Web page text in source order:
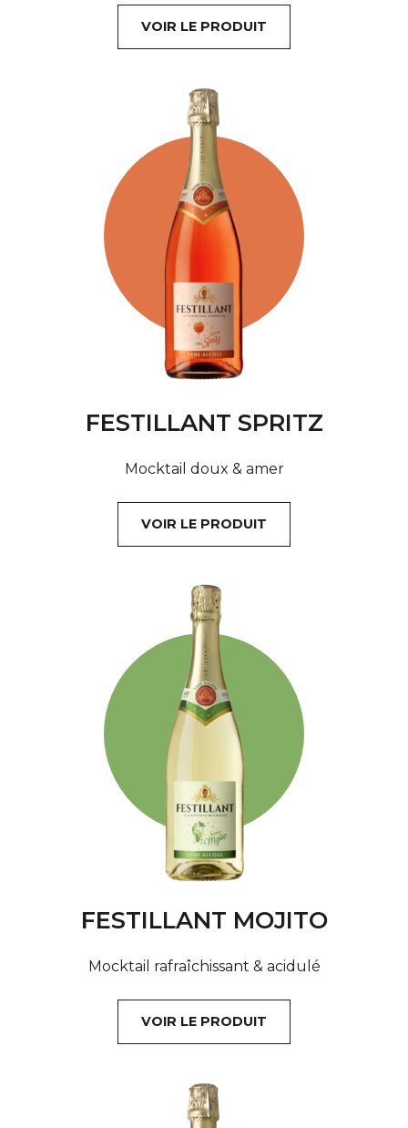
VOIR LE PRODUIT
FESTILLANT SPRITZ
Mocktail doux & amer
VOIR LE PRODUIT
FESTILLANT MOJITO
Mocktail rafraîchissant & acidulé
VOIR LE PRODUIT